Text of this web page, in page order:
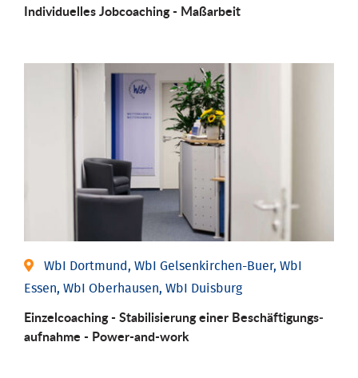
Individu­elles Job­coaching - Maßarbeit
WbI Dortmund, WbI Gelsenkirchen-Buer, WbI
Essen, WbI Oberhausen, WbI Duisburg
Einzel­coaching - Stabili­sierung einer Be­schäftigungs­
aufnahme - Power-and-work